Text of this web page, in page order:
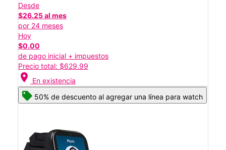
Desde
$26.25 al mes
por 24 meses
Hoy
$0.00
de pago inicial + impuestos
Precio total: $629.99
location_on En existencia
50% de descuento al agregar una línea para watch